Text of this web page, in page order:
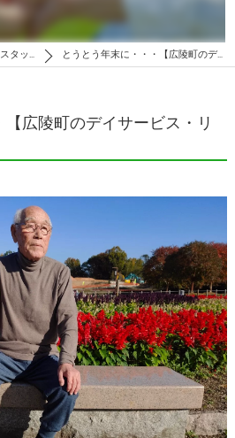
スタッフブログ とうとう年末に・・・【広陵町のデイサービス・リハビリ処 FreeStyle】
広陵町のデイサービス・リ